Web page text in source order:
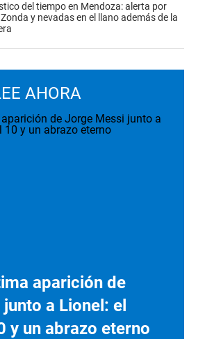
del tiempo en Mendoza: alerta por
y nevadas en el llano además de la
AHORA
aparición de
a Lionel: el
y un abrazo eterno